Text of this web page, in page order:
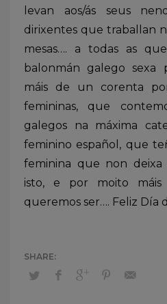
levan aos/ás seus
dirixentes que traballan
mesas…. a todas as
balonmán galego sexa
máis de un corenta
femininas, que
galegos na máxima
feminino español, que
feminina que non
isto, e por moito
queremos ser…. Feliz Día